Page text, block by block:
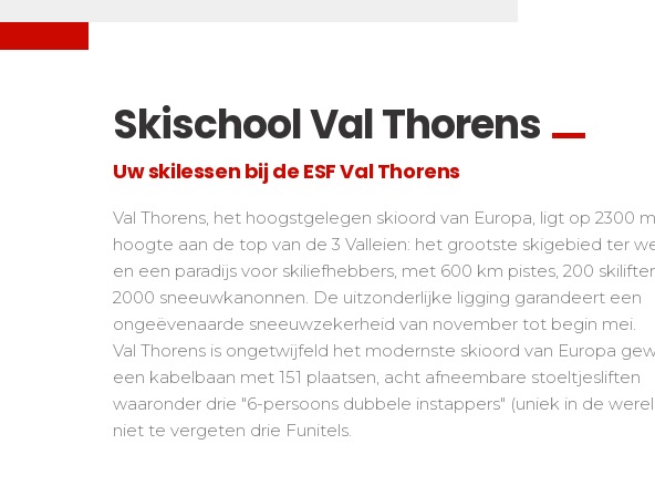
De kleine "riders"
Tieners en volwassenen
Prestaties
Zij aa zij staan met concurrenten
Kinderen en tieners
Voor alle "riders"
Skischool Val Thorens
Uw skilessen bij de ESF Val Thorens
Val Thorens, het hoogstgelegen skioord van Europa, ligt op 2300 m
hoogte aan de top van de 3 Valleien: het grootste skigebied ter
en een paradijs voor skiliefhebbers, met 600 km pistes, 200
2000 sneeuwkanonnen. De uitzonderlijke ligging garandeert een
ongeëvenaarde sneeuwzekerheid van november tot begin mei.
Val Thorens is ongetwijfeld het modernste skioord van Europa
een kabelbaan met 151 plaatsen, acht afneembare stoeltjesliften
waaronder drie "6-persoons dubbele instappers" (uniek in de
niet te vergeten drie Funitels.